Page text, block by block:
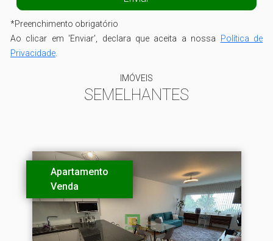
*Preenchimento obrigatório
Ao clicar em 'Enviar', declara que aceita a nossa Política de
Privacidade
IMÓVEIS
SEMELHANTES
Apartamento
Venda